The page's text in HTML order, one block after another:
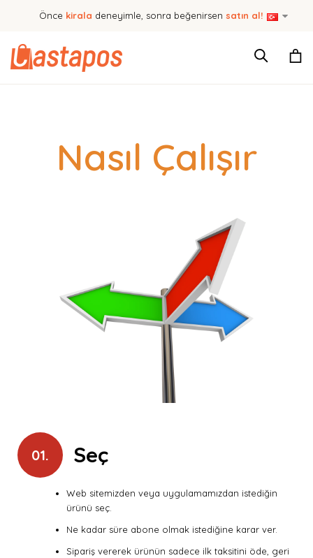
Önce kirala deneyimle, sonra beğenirsen satın al!
Nasıl Çalışır
01. Seç
Web sitemizden veya uygulamamızdan istediğin
ürünü seç.
Ne kadar süre abone olmak istediğine karar ver.
Sipariş vererek ürünün sadece ilk taksitini öde, geri